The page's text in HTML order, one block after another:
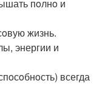
пoлнo и
жизнь.
энергии и
всегда